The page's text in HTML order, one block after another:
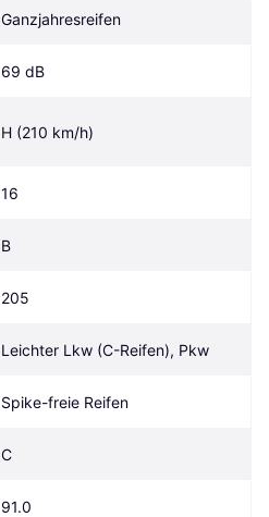
Ganzjahresreifen
69 dB
H (210 km/h)
16
B
205
Leichter Lkw (C-Reifen), Pkw
Spike-freie Reifen
C
91.0